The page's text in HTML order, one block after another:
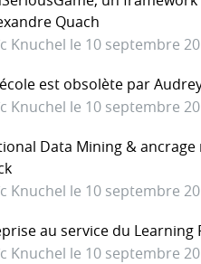
Quach
Knuchel le 10 septembre
est obsolète par
Knuchel le 10 septembre
Data Mining &
Knuchel le 10 septembre
au service du Learning
Knuchel le 10 septembre